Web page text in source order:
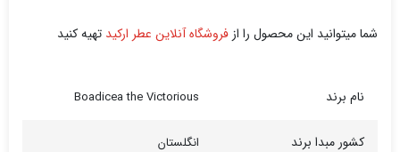
شما میتوانید این محصول را از فروشگاه آنلاین عطر ارکید تهیه کنید
نام برند Boadicea the Victorious
کشور مبدا برند انگلستان